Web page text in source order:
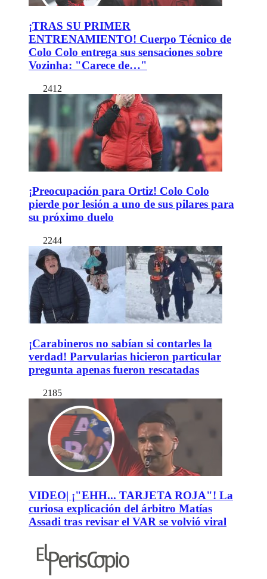
¡TRAS SU PRIMER
ENTRENAMIENTO! Cuerpo Técnico de
Colo Colo entrega sus sensaciones sobre
Vozinha: "Carece de…"
2412
¡Preocupación para Ortiz! Colo Colo
pierde por lesión a uno de sus pilares para
su próximo duelo
2244
¡Carabineros no sabían si contarles la
verdad! Parvularias hicieron particular
pregunta apenas fueron rescatadas
2185
VIDEO| ¡"EHH... TARJETA ROJA"! La
curiosa explicación del árbitro Matías
Assadi tras revisar el VAR se volvió viral